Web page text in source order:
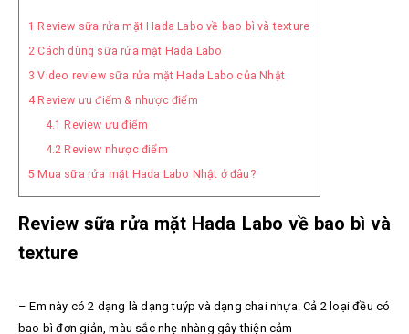
1 Review sữa rửa mặt Hada Labo về bao bì và texture
2 Cách dùng sữa rửa mặt Hada Labo
3 Video review sữa rửa mặt Hada Labo của Nhật
4Review ưu điểm & nhược điểm
4.1 Review ưu điểm
4.2 Review nhược điểm
5 Mua sữa rửa mặt Hada Labo Nhật ở đâu?
Review sữa rửa mặt Hada Labo về bao bì và
texture
– Em này có 2 dạng là dạng tuýp và dạng chai nhựa. Cả 2 loại đều có
bao bì đơn giản, màu sắc nhẹ nhàng gây thiện cảm